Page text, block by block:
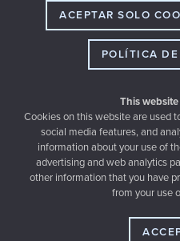
Email
hello@thewedery.com
Ruperto Chapí 20,
ACEPTAR SOLO
POLÍTICA
This
Cookies on this website are used
social media features, and
information about your use of
advertising and web analytics
other information that you have
from your use